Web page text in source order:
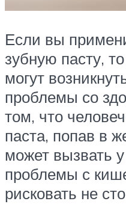
Если вы
зубную пасту,
могут
проблемы со
том, что
паста, попав в
может вызвать
проблемы с
рисковать не